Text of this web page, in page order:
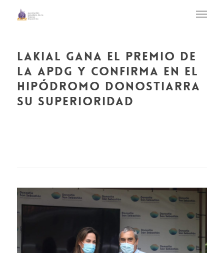
lakial gana el premio de
la apdg y confirma en el
hipódromo donostiarra
su superioridad